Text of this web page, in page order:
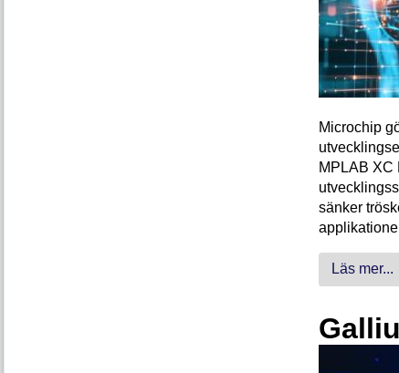
Microchip
MPLAB XC
sänker
Läs mer...